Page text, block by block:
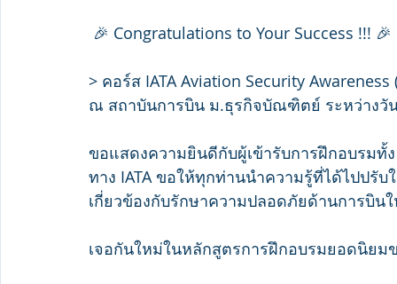
🎉 Congratulations to Your Success !!! 🎉
> คอร์ส IATA Aviation Security Awareness
ณ สถาบันการบิน ม.ธุรกิจบัณฑิตย์ ระหว่างวั
ขอแสดงความยินดีกับผู้เข้ารับการฝึกอบรมทั้
ทาง IATA ขอให้ทุกท่านนำความรู้ที่ได้ไปปรั
เกี่ยวข้องกับรักษาความปลอดภัยด้านการบิน
เจอกันใหม่ในหลักสูตรการฝึกอบรมยอดนิยม